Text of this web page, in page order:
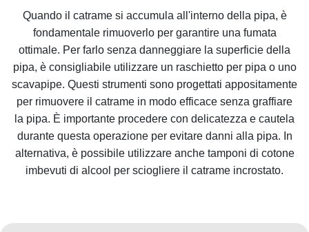
Quando il catrame si accumula all'interno della pipa, è
fondamentale rimuoverlo per garantire una fumata
ottimale. Per farlo senza danneggiare la superficie della
pipa, è consigliabile utilizzare un raschietto per pipa o uno
scavapipe. Questi strumenti sono progettati appositamente
per rimuovere il catrame in modo efficace senza graffiare
la pipa. È importante procedere con delicatezza e cautela
durante questa operazione per evitare danni alla pipa. In
alternativa, è possibile utilizzare anche tamponi di cotone
imbevuti di alcool per sciogliere il catrame incrostato.